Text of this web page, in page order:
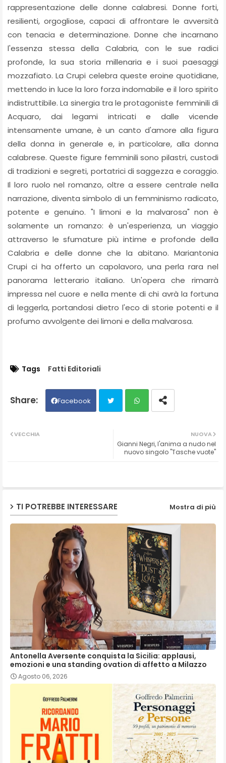
rappresentazione delle donne calabresi. Donne forti,
resilienti, orgogliose, capaci di affrontare le avversità
con tenacia e determinazione. Donne che incarnano
l'essenza stessa della Calabria, con le sue radici
profonde, la sua storia millenaria e i suoi paesaggi
mozzafiato. La Crupi celebra queste eroine quotidiane,
mettendo in luce la loro forza indomabile e il loro spirito
indistruttibile. La sinergia tra le protagoniste femminili di
Acquaro, dai legami intricati e dalle vicende
intensamente umane, è un canto d'amore alla figura
della donna in generale e, in particolare, alla donna
calabrese. Queste figure femminili sono pilastri, custodi
di tradizioni e segreti, portatrici di saggezza e coraggio.
Il loro ruolo nel romanzo, oltre a essere centrale nella
narrazione, diventa simbolo di un femminismo radicato,
potente e genuino. "I limoni e la malvarosa" non è
solamente un romanzo: è un'esperienza, un viaggio
attraverso le sfumature più intime e profonde della
Calabria e delle donne che la abitano. Mariantonia
Crupi ci ha offerto un capolavoro, una perla rara nel
panorama letterario italiano. Un'opera che rimarrà
impressa nel cuore e nella mente di chi avrà la fortuna
di leggerla, portandosi dietro l'eco di storie potenti e il
profumo avvolgente dei limoni e della malvarosa.
Tags Fatti Editoriali
Facebook
ats
NUOVA
Gianni Negri, l'anima a nudo nel
nuovo singolo "Tasche vuote"
VECCHIA
TI POTREBBE INTERESSARE Mostra di più
Antonella Aversente conquista la Sicilia: applausi,
emozioni e una standing ovation di affetto a Milazzo
Agosto 06, 2026